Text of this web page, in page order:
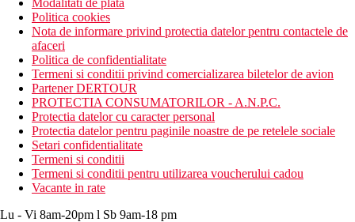
darts
boccia
volei pe plaja
tenis
program de animatie de zi si de seara
muzica live ocazional
karaoke
petreceri pe plaja
sauna
baia turceasca (hammam)
Activitati sportive contra cost
echipament de tenis
sporturi acvatice motorizate si nemotorizate pe plaja
masaj
Modalitati de plata
Politica cookies
Nota de informare privind protectia datelor pentru contactele de
afaceri
Politica de confidentialitate
Termeni si conditii privind comercializarea biletelor de avion
Partener DERTOUR
PROTECTIA CONSUMATORILOR - A.N.P.C.
Protectia datelor cu caracter personal
Protectia datelor pentru paginile noastre de pe retelele sociale
Setari confidentialitate
Termeni si conditii
Termeni si conditii pentru utilizarea voucherului cadou
Vacante in rate
Lu - Vi 8am-20pm l Sb 9am-18 pm